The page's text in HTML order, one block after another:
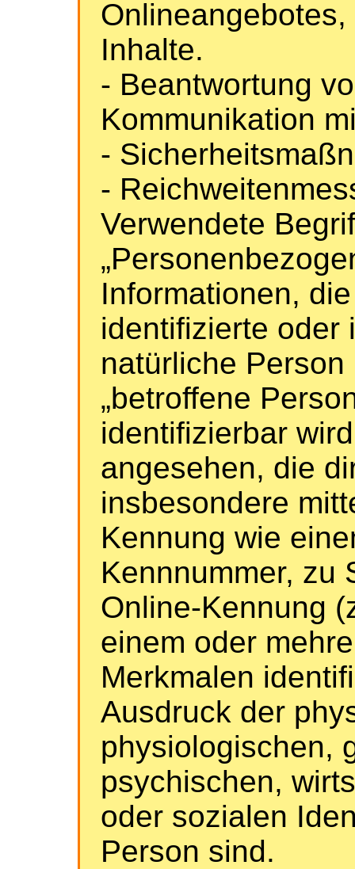
Inhalte.
- Beantwortung
Kommunikation
-
-
Verwendete
Informationen,
identifizierte oder
natürliche
„betroffene
identifizierbar
angesehen, die
insbesondere
Kennung wie
Kennnummer, zu
Online-Kennung
einem oder
Merkmalen
Ausdruck der
physiologischen,
psychischen,
oder sozialen
Person sind.